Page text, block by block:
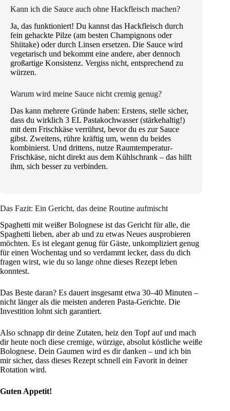
Kann ich die Sauce auch ohne Hackfleisch machen?
Ja, das funktioniert! Du kannst das Hackfleisch durch
fein gehackte Pilze (am besten Champignons oder
Shiitake) oder durch Linsen ersetzen. Die Sauce wird
vegetarisch und bekommt eine andere, aber dennoch
großartige Konsistenz. Vergiss nicht, entsprechend zu
würzen.
Warum wird meine Sauce nicht cremig genug?
Das kann mehrere Gründe haben: Erstens, stelle sicher,
dass du wirklich 3 EL Pastakochwasser (stärkehaltig!)
mit dem Frischkäse verrührst, bevor du es zur Sauce
gibst. Zweitens, rühre kräftig um, wenn du beides
kombinierst. Und drittens, nutze Raumtemperatur-
Frischkäse, nicht direkt aus dem Kühlschrank – das hilft
ihm, sich besser zu verbinden.
Das Fazit: Ein Gericht, das deine Routine aufmischt
Spaghetti mit weißer Bolognese ist das Gericht für alle, die
Spaghetti lieben, aber ab und zu etwas Neues ausprobieren
möchten. Es ist elegant genug für Gäste, unkompliziert genug
für einen Wochentag und so verdammt lecker, dass du dich
fragen wirst, wie du so lange ohne dieses Rezept leben
konntest.
Das Beste daran? Es dauert insgesamt etwa 30–40 Minuten –
nicht länger als die meisten anderen Pasta-Gerichte. Die
Investition lohnt sich garantiert.
Also schnapp dir deine Zutaten, heiz den Topf auf und mach
dir heute noch diese cremige, würzige, absolut köstliche weiße
Bolognese. Dein Gaumen wird es dir danken – und ich bin
mir sicher, dass dieses Rezept schnell ein Favorit in deiner
Rotation wird.
Guten Appetit!